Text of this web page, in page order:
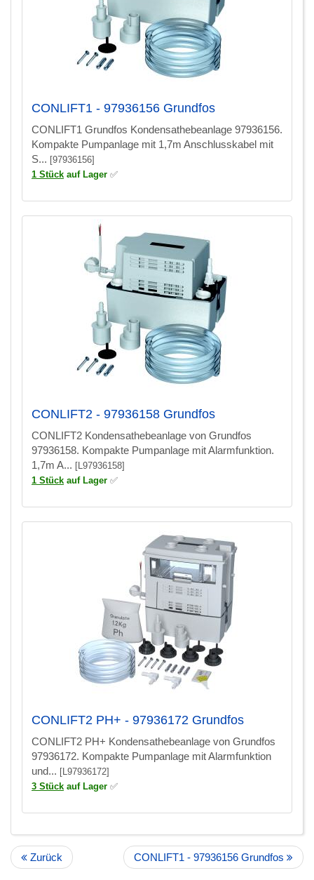
CONLIFT1 - 97936156 Grundfos
CONLIFT1 Grundfos Kondensathebeanlage 97936156.
Kompakte Pumpanlage mit 1,7m Anschlusskabel mit
S... [97936156]
1 Stück auf Lager ✅
CONLIFT2 - 97936158 Grundfos
CONLIFT2 Kondensathebeanlage von Grundfos
97936158. Kompakte Pumpanlage mit Alarmfunktion.
1,7m A... [L97936158]
1 Stück auf Lager ✅
CONLIFT2 PH+ - 97936172 Grundfos
CONLIFT2 PH+ Kondensathebeanlage von Grundfos
97936172. Kompakte Pumpanlage mit Alarmfunktion
und... [L97936172]
3 Stück auf Lager ✅
Zurück CONLIFT1 - 97936156 Grundfos